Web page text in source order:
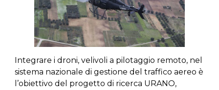
Integrare i droni, velivoli a pilotaggio remoto, nel
sistema nazionale di gestione del traffico aereo è
l’obiettivo del progetto di ricerca URANO,